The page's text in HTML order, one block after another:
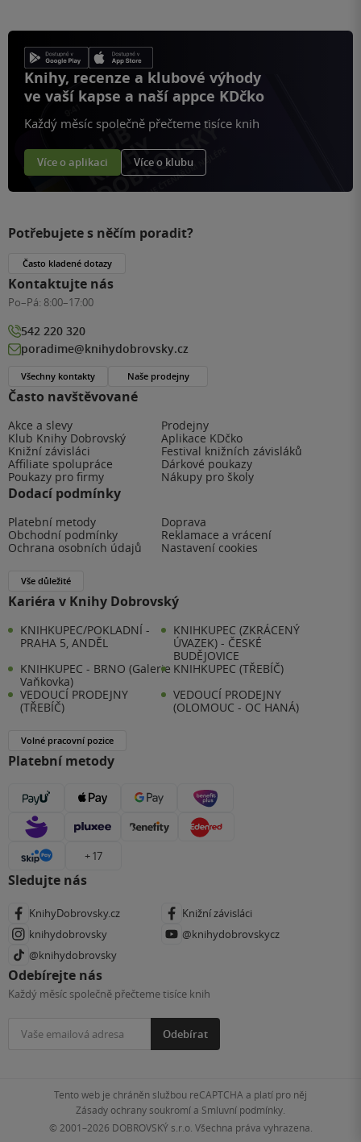
Knihy, recenze a klubové výhody
ve vaší kapse a naší appce KDčko
Každý měsíc společně přečteme tisíce knih
Více o aplikaci Více o klubu
Často navštěvované
Akce a slevy
Prodejny
Klub Knihy Dobrovský
Aplikace KDčko
Knižní závisláci
Festival knižních závisláků
Affiliate spolupráce
Dárkové poukazy
Poukazy pro firmy
Nákupy pro školy
Dodací podmínky
Platební metody
Doprava
Obchodní podmínky
Reklamace a vrácení
Ochrana osobních údajů
Nastavení cookies
Vše důležité
Kariéra v Knihy Dobrovský
KNIHKUPEC/POKLADNÍ -
PRAHA 5, ANDĚL
KNIHKUPEC (ZKRÁCENÝ
ÚVAZEK) - ČESKÉ
BUDĚJOVICE
KNIHKUPEC - BRNO (Galerie
Vaňkovka)
KNIHKUPEC (TŘEBÍČ)
VEDOUCÍ PRODEJNY
(TŘEBÍČ)
VEDOUCÍ PRODEJNY
(OLOMOUC - OC HANÁ)
Volné pracovní pozice
Platební metody
+ 17
Sledujte nás
KnihyDobrovsky.cz
Knižní závisláci
knihydobrovsky
@knihydobrovskycz
@knihydobrovsky
Odebírejte nás
Každý měsíc společně přečteme tisíce knih
Odebírat
Potřebujete s něčím poradit?
Často kladené dotazy
Kontaktujte nás
Po–Pá: 8:00–17:00
542 220 320
poradime@knihydobrovsky.cz
Všechny kontakty Naše prodejny
Tento web je chráněn službou reCAPTCHA a platí pro něj
Zásady ochrany soukromía Smluvní podmínky
© 2001–2026 DOBROVSKÝ s.r.o. Všechna práva vyhrazena.